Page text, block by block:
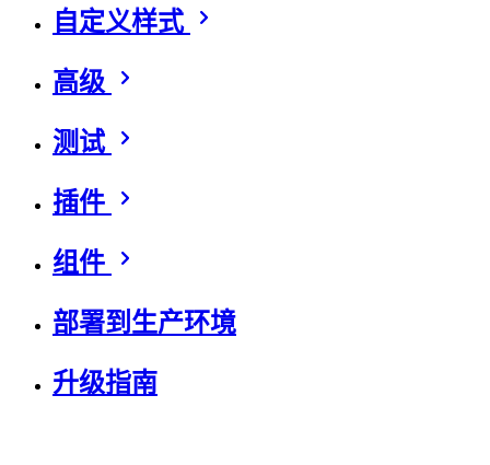
自定义样式
高级
测试
插件
组件
部署到生产环境
升级指南